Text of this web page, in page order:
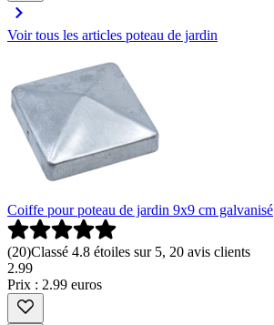
Voir tous les articles poteau de jardin
Coiffe pour poteau de jardin 9x9 cm galvanisé
(20)Classé 4.8 étoiles sur 5, 20 avis clients
2.99
Prix : 2.99 euros